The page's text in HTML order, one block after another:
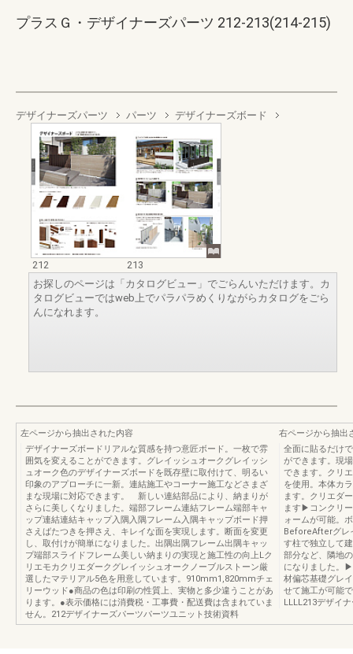
プラスＧ・デザイナーズパーツ 212-213(214-215)
デザイナーズパーツ パーツ デザイナーズボード
212
213
お探しのページは「カタログビュー」でごらんいただけます。カ
タログビューではweb上でパラパラめくりながらカタログをごら
んになれます。
左ページから抽出された内容
デザイナーズボードリアルな質感を持つ意匠ボード。一枚で雰
囲気を変えることができます。グレイッシュオークグレイッシ
ュオーク色のデザイナーズボードを既存壁に取付けて、明るい
印象のアプローチに一新。連結施工やコーナー施工などさまざ
まな現場に対応できます。 新しい連結部品により、納まりが
さらに美しくなりました。端部フレーム連結フレーム端部キャ
ップ連結連結キャップ入隅入隅フレーム入隅キャップボード押
さえばたつきを押さえ、キレイな面を実現します。断面を変更
し、取付けが簡単になりました。出隅出隅フレーム出隅キャッ
プ端部スライドフレーム美しい納まりの実現と施工性の向上Lク
リエモカクリエダークグレイッシュオークノーブルストーン厳
選したマテリアル5色を用意しています。910mm1,820mmチェ
リーウッド●商品の色は印刷の性質上、実物と多少違うことがあ
ります。●表示価格には消費税・工事費・配送費は含まれていま
せん。212デザイナーズパーツパーツユニット技術資料
右ページから抽出
全面に貼るだけ
ができます。現
できます。クリ
を使用。本体カ
ます。クリエダ
ます▶コンクリ
ォームが可能。
BeforeAfterグレ
す柱で独立して
部分など、隣地
になりました。
材偏芯基礎グレ
せて施工が可能
LLLL213デザイ